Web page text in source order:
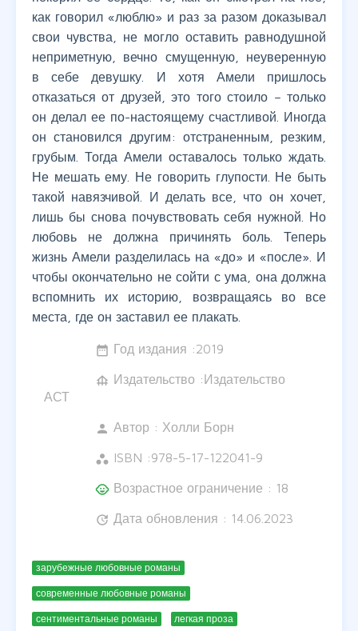
как говорил «люблю» и раз за разом доказывал
свои чувства, не могло оставить равнодушной
неприметную, вечно смущенную, неуверенную
в себе девушку. И хотя Амели пришлось
отказаться от друзей, это того стоило – только
он делал ее по-настоящему счастливой. Иногда
он становился другим: отстраненным, резким,
грубым. Тогда Амели оставалось только ждать.
Не мешать ему. Не говорить глупости. Не быть
такой навязчивой. И делать все, что он хочет,
лишь бы снова почувствовать себя нужной. Но
любовь не должна причинять боль. Теперь
жизнь Амели разделилась на «до» и «после». И
чтобы окончательно не сойти с ума, она должна
вспомнить их историю, возвращаясь во все
места, где он заставил ее плакать.
date_range Год издания :2019
foundation Издательство :Издательство
АСТ
person Автор : Холли Борн
workspaces ISBN :978-5-17-122041-9
child_care Возрастное ограничение : 18
update Дата обновления : 14.06.2023
зарубежные любовные романы
современные любовные романы
сентиментальные романы легкая проза